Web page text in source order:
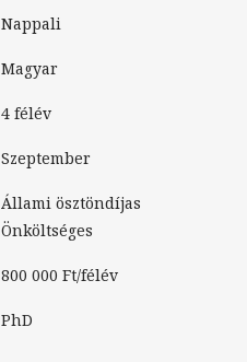
nappali
magyar
4 félév
Szeptember
Állami ösztöndíjas
Önköltséges
800 000 Ft/félév
PhD